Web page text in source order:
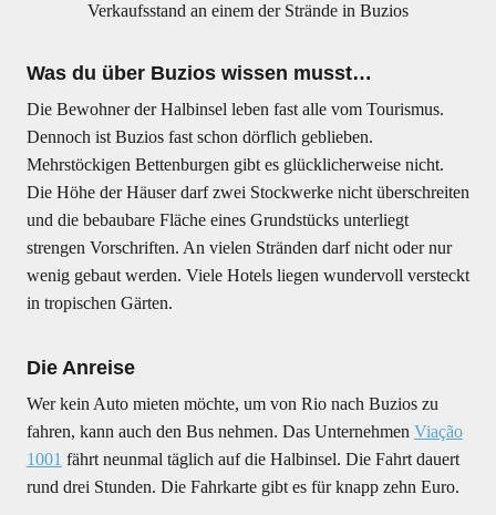
Verkaufsstand an einem der Strände in Buzios
Was du über Buzios wissen musst…
Die Bewohner der Halbinsel leben fast alle vom Tourismus.
Dennoch ist Buzios fast schon dörflich geblieben.
Mehrstöckigen Bettenburgen gibt es glücklicherweise nicht.
Die Höhe der Häuser darf zwei Stockwerke nicht überschreiten
und die bebaubare Fläche eines Grundstücks unterliegt
strengen Vorschriften. An vielen Stränden darf nicht oder nur
wenig gebaut werden. Viele Hotels liegen wundervoll versteckt
in tropischen Gärten.
Die Anreise
Wer kein Auto mieten möchte, um von Rio nach Buzios zu
fahren, kann auch den Bus nehmen. Das Unternehmen Viação
1001 fährt neunmal täglich auf die Halbinsel. Die Fahrt dauert
rund drei Stunden. Die Fahrkarte gibt es für knapp zehn Euro.